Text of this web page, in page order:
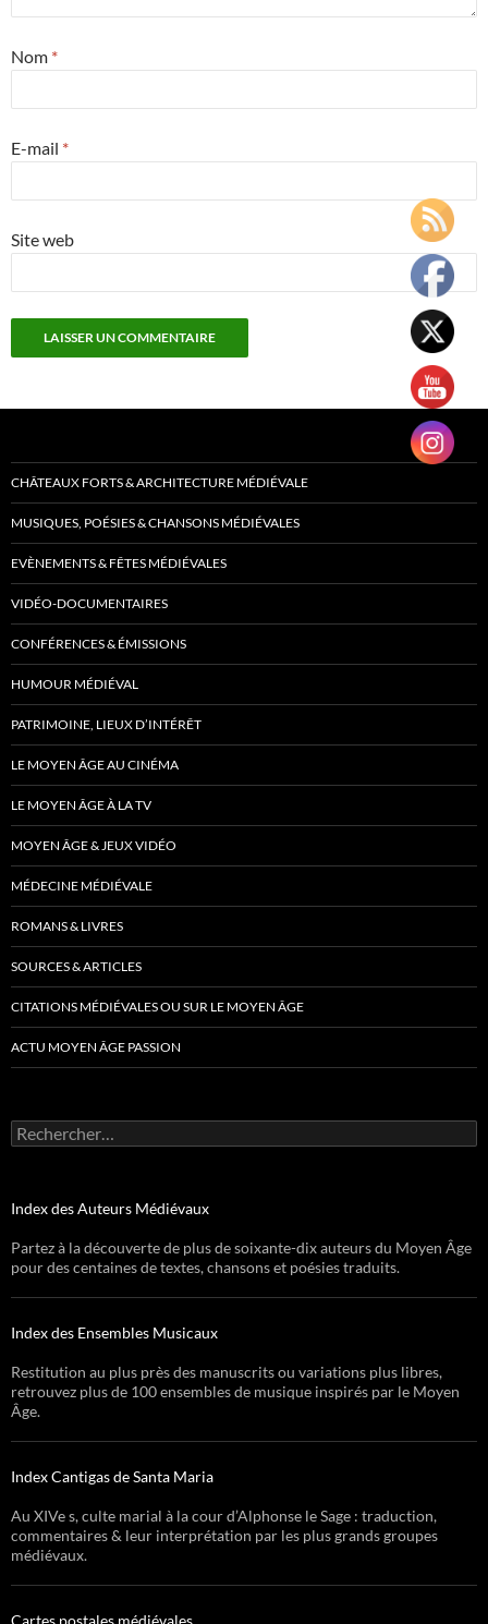
Nom *
E-mail *
Site web
CHÂTEAUX FORTS & ARCHITECTURE MÉDIÉVALE
MUSIQUES, POÉSIES & CHANSONS MÉDIÉVALES
EVÈNEMENTS & FÊTES MÉDIÉVALES
VIDÉO-DOCUMENTAIRES
CONFÉRENCES & ÉMISSIONS
HUMOUR MÉDIÉVAL
PATRIMOINE, LIEUX D’INTÉRÊT
LE MOYEN ÂGE AU CINÉMA
LE MOYEN ÂGE À LA TV
MOYEN ÂGE & JEUX VIDÉO
MÉDECINE MÉDIÉVALE
ROMANS & LIVRES
SOURCES & ARTICLES
CITATIONS MÉDIÉVALES OU SUR LE MOYEN ÂGE
ACTU MOYEN ÂGE PASSION
Rechercher :
Index des Auteurs Médiévaux
Partez à la découverte de plus de soixante-dix auteurs du Moyen Âge
pour des centaines de textes, chansons et poésies traduits.
Index des Ensembles Musicaux
Restitution au plus près des manuscrits ou variations plus libres,
retrouvez plus de 100 ensembles de musique inspirés par le Moyen
Âge.
Index Cantigas de Santa Maria
Au XIVe s, culte marial à la cour d’Alphonse le Sage : traduction,
commentaires & leur interprétation par les plus grands groupes
médiévaux.
Cartes postales médiévales